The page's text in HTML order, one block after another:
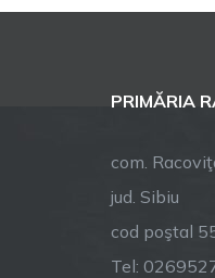
PRIMĂRIA
com.
jud. Sibiu
cod poştal
Tel: